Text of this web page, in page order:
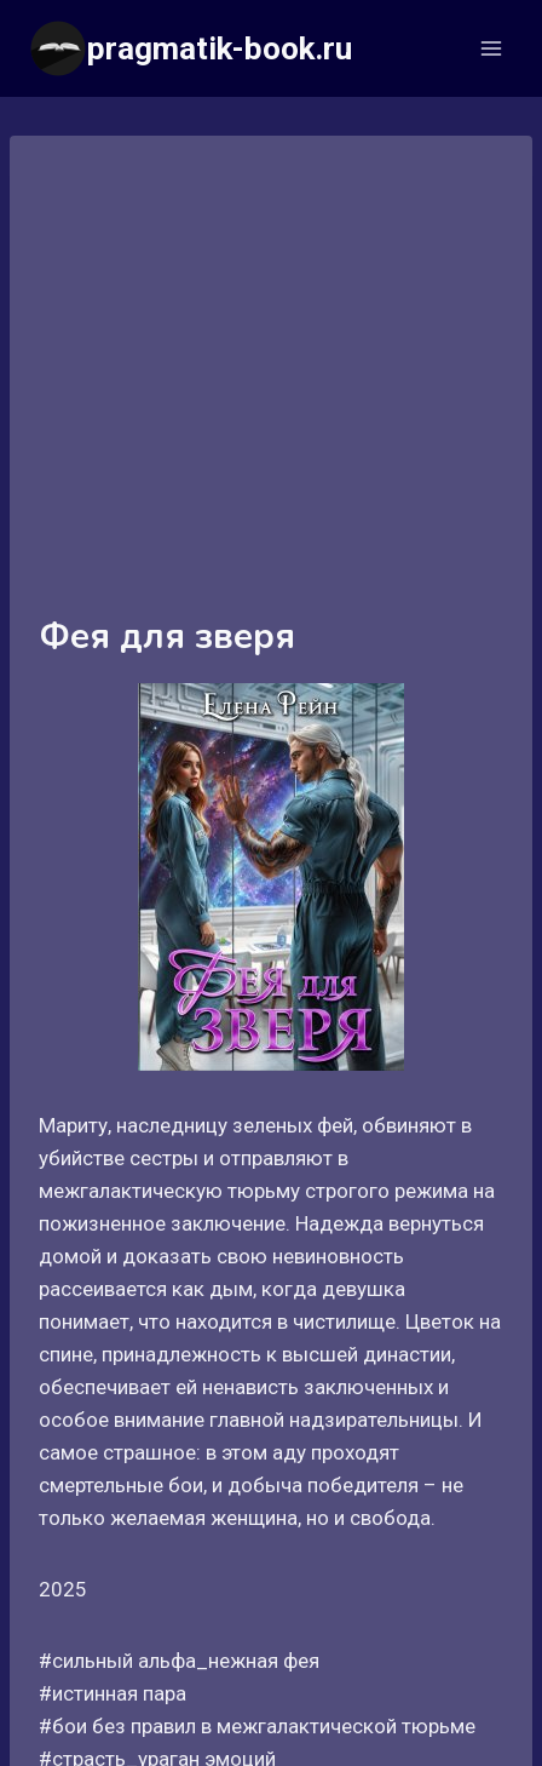
Перейти
содержимому
pragmatik-book.ru
Фея для зверя
Мариту, наследницу зеленых фей, обвиняют в
убийстве сестры и отправляют в
межгалактическую тюрьму строгого режима на
пожизненное заключение. Надежда вернуться
домой и доказать свою невиновность
рассеивается как дым, когда девушка
понимает, что находится в чистилище. Цветок на
спине, принадлежность к высшей династии,
обеспечивает ей ненависть заключенных и
особое внимание главной надзирательницы. И
самое страшное: в этом аду проходят
смертельные бои, и добыча победителя – не
только желаемая женщина, но и свобода.
2025
#сильный альфа_нежная фея
#истинная пара
#бои без правил в межгалактической тюрьме
#страсть_ураган эмоций